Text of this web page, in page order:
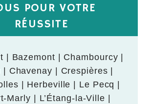
POUR VOTRE
RÉUSSITE
| Bazemont | Chambourcy |
| Chavenay | Crespières |
| Herbeville | Le Pecq |
Marly | L’Étang-la-Ville |